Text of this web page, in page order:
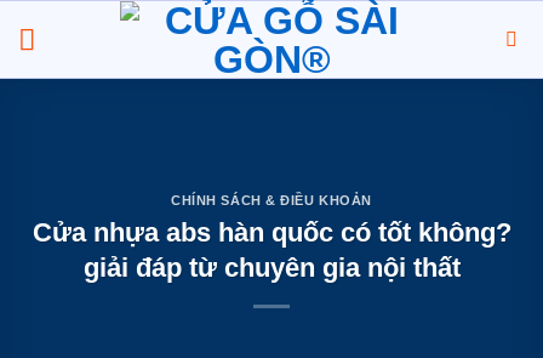
đến
nội
CHÍNH SÁCH & ĐIỀU KHOẢN
Cửa nhựa abs hàn quốc có tốt không?
giải đáp từ chuyên gia nội thất